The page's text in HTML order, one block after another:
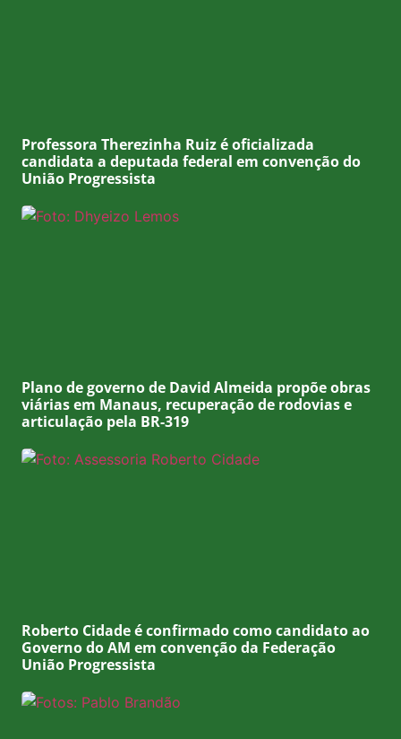
Professora Therezinha Ruiz é oficializada
candidata a deputada federal em convenção do
União Progressista
Plano de governo de David Almeida propõe obras
viárias em Manaus, recuperação de rodovias e
articulação pela BR-319
Roberto Cidade é confirmado como candidato ao
Governo do AM em convenção da Federação
União Progressista